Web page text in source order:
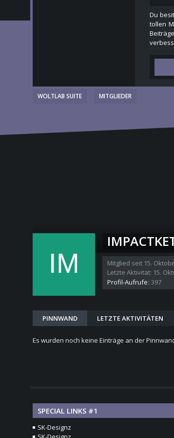
Du
tollen
WOLTLAB SUITE MITGLIEDER
Mitglied seit 15.
Letzte Aktivität: 15.
Profil-Aufrufe 397
PINNWAND LETZTE AKTIVITÄTEN
Es wurden noch keine Einträge an der
SPECIAL LINKS #1
SK-Designz